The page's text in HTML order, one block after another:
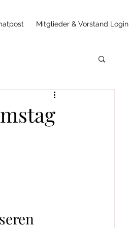
Mitglieder & Vorstand Login